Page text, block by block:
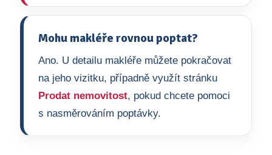
Mohu makléře rovnou poptat?
Ano. U detailu makléře můžete pokračovat
na jeho vizitku, případně využít stránku
Prodat nemovitost, pokud chcete pomoci
s nasměrováním poptávky.